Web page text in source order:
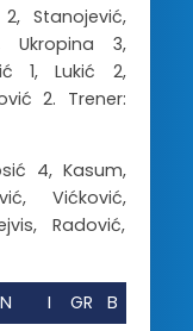
Stanojević,
Ukropina 3,
1, Lukić 2,
2. Trener:
4, Kasum,
Vićković,
Radović,
N I GR
B